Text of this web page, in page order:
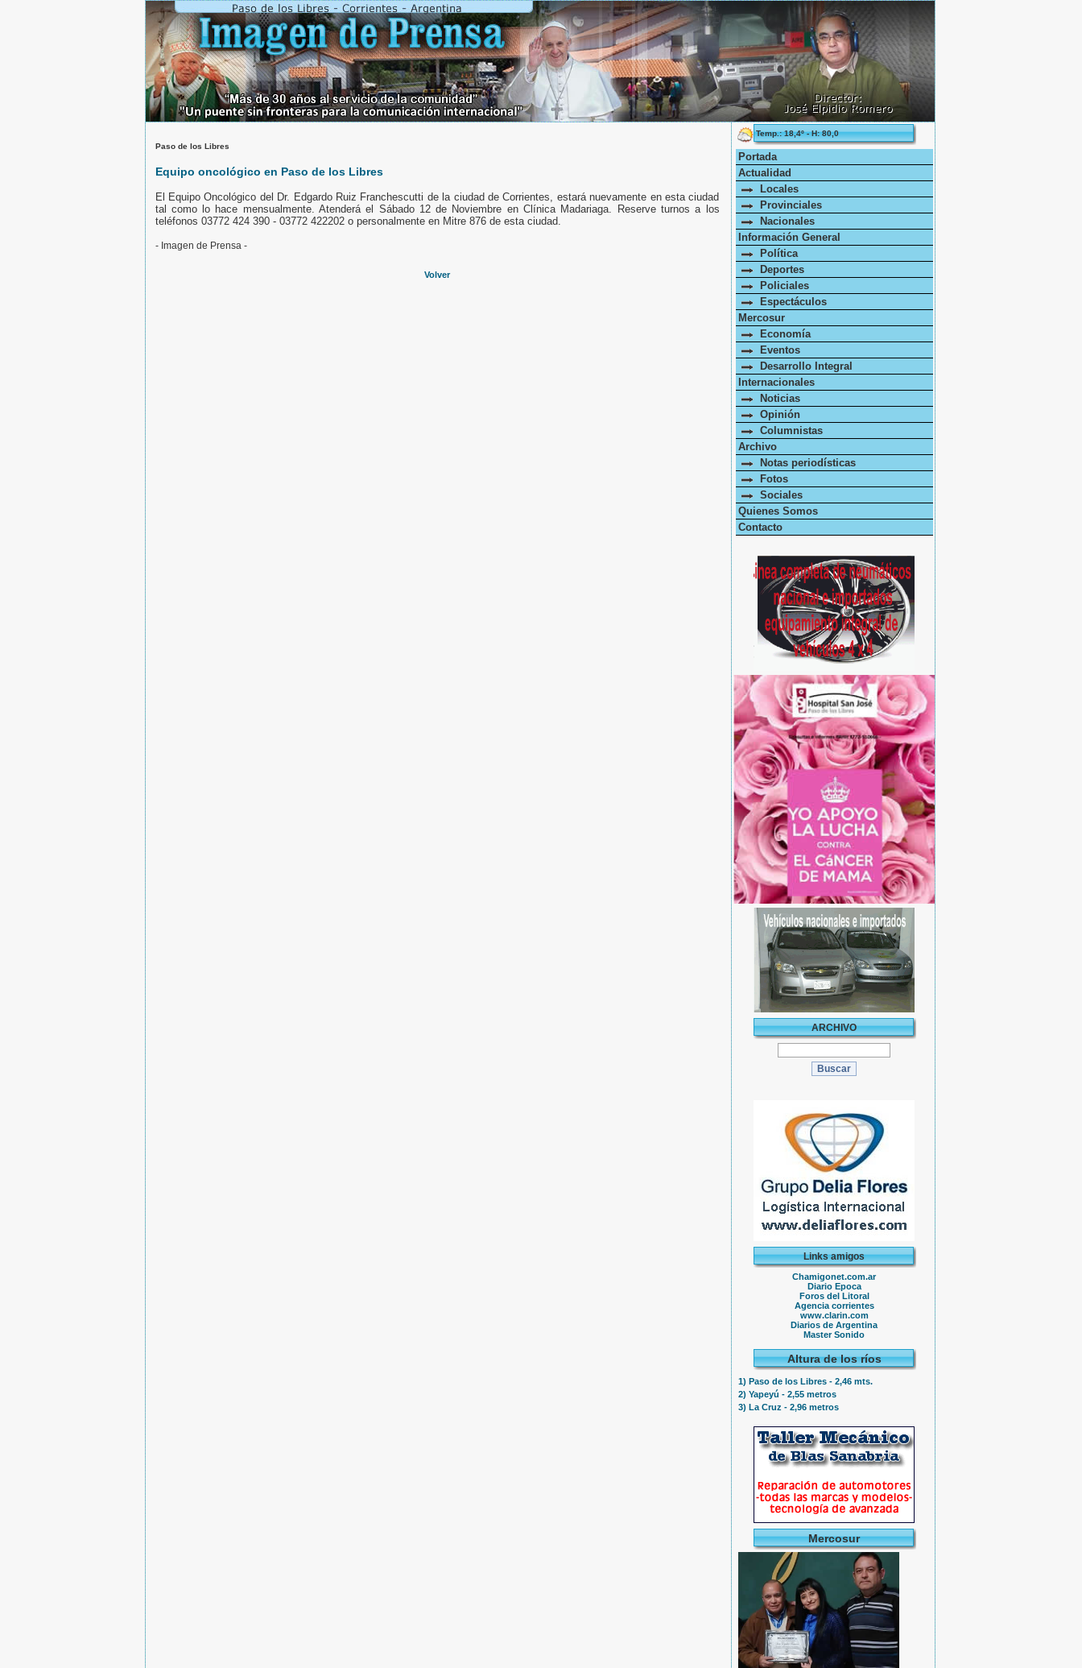
Paso de los Libres
Equipo oncológico en Paso de los Libres
El Equipo Oncológico del Dr. Edgardo Ruiz Franchescutti de la ciudad de Corrientes, estará nuevamente en esta ciudad
tal como lo hace mensualmente. Atenderá el Sábado 12 de Noviembre en Clínica Madariaga. Reserve turnos a los
teléfonos 03772 424 390 - 03772 422202 o personalmente en Mitre 876 de esta ciudad.
- Imagen de Prensa -
Volver
Temp.: 18,4º - H: 80,0
Portada
Actualidad
Locales
Provinciales
Nacionales
Información General
Política
Deportes
Policiales
Espectáculos
Mercosur
Economía
Eventos
Desarrollo Integral
Internacionales
Noticias
Opinión
Columnistas
Archivo
Notas periodísticas
Fotos
Sociales
Quienes Somos
Contacto
ARCHIVO
Links amigos
Chamigonet.com.ar
Diario Epoca
Foros del Litoral
Agencia corrientes
www.clarin.com
Diarios de Argentina
Master Sonido
Altura de los ríos
1) Paso de los Libres - 2,46 mts.
2) Yapeyú - 2,55 metros
3) La Cruz - 2,96 metros
Mercosur